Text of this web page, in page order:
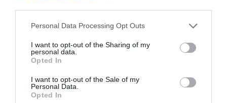
Personal Data Processing Opt Outs
I want to opt-out of the Sharing of my
personal data.
Opted In
I want to opt-out of the Sale of my
Personal Data.
Opted In
ΞΕΝΟΙ ΣΥΓΓΡΑΦΕΙΣ
ΠΕΖΟΓΡΑΦΙΑ
ΡΟΜΠΕΡΤΟ ΜΠΟΛΑΝΙΟ
Newsletter
την Τέχνη και τον Πολιτισμό!